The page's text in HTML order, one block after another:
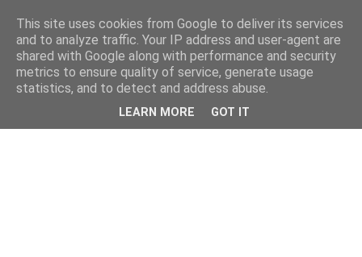
This site uses cookies from Google to deliver its services
and to analyze traffic. Your IP address and user-agent are
shared with Google along with performance and security
metrics to ensure quality of service, generate usage
statistics, and to detect and address abuse.
LEARN MORE GOT IT